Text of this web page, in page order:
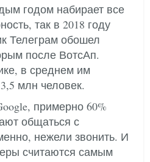
годом набирает все
так в 2018 году
Телеграм обошел
после ВотсАп.
в среднем им
млн человек.
примерно 60%
общаться с
нежели звонить. И
считаются самым